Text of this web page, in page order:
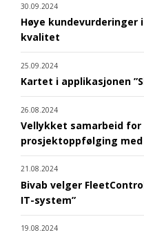
30.09.2024
Høye kundevurderinger
kvalitet
25.09.2024
Kartet i applikasjonen
26.08.2024
Vellykket samarbeid
prosjektoppfølging med
21.08.2024
Bivab velger
IT-system”
19.08.2024